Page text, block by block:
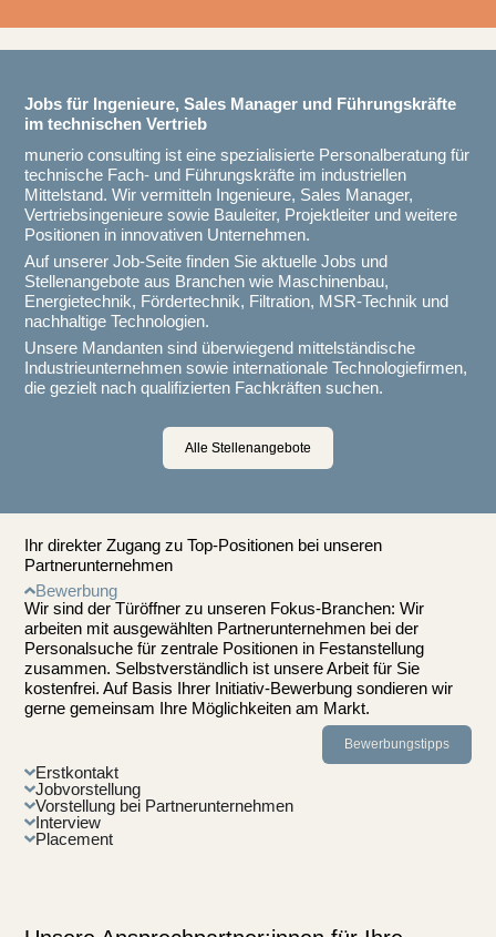
Jobs für Ingenieure, Sales Manager und Führungskräfte
im technischen Vertrieb
munerio consulting ist eine spezialisierte Personalberatung für
technische Fach- und Führungskräfte im industriellen
Mittelstand. Wir vermitteln Ingenieure, Sales Manager,
Vertriebsingenieure sowie Bauleiter, Projektleiter und weitere
Positionen in innovativen Unternehmen.
Auf unserer Job-Seite finden Sie aktuelle Jobs und
Stellenangebote aus Branchen wie Maschinenbau,
Energietechnik, Fördertechnik, Filtration, MSR-Technik und
nachhaltige Technologien.
Unsere Mandanten sind überwiegend mittelständische
Industrieunternehmen sowie internationale Technologiefirmen,
die gezielt nach qualifizierten Fachkräften suchen.
Alle Stellenangebote
Ihr direkter Zugang zu Top-Positionen bei unseren
Partnerunternehmen
Bewerbung
Wir sind der Türöffner zu unseren Fokus-Branchen: Wir
arbeiten mit ausgewählten Partnerunternehmen bei der
Personalsuche für zentrale Positionen in Festanstellung
zusammen. Selbstverständlich ist unsere Arbeit für Sie
kostenfrei. Auf Basis Ihrer Initiativ-Bewerbung sondieren wir
gerne gemeinsam Ihre Möglichkeiten am Markt.
Bewerbungstipps
Erstkontakt
Jobvorstellung
Vorstellung bei Partnerunternehmen
Interview
Placement